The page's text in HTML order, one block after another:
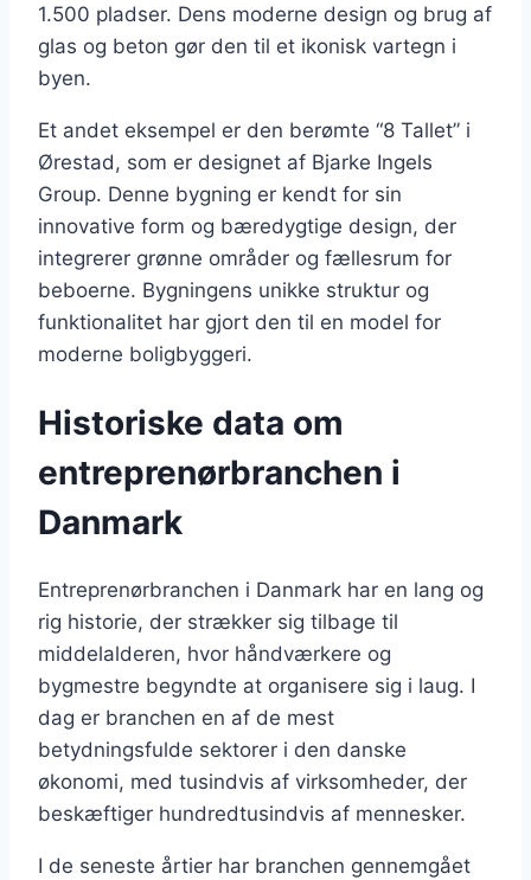
1.500 pladser. Dens moderne design og brug af
glas og beton gør den til et ikonisk vartegn i
byen.
Et andet eksempel er den berømte “8 Tallet” i
Ørestad, som er designet af Bjarke Ingels
Group. Denne bygning er kendt for sin
innovative form og bæredygtige design, der
integrerer grønne områder og fællesrum for
beboerne. Bygningens unikke struktur og
funktionalitet har gjort den til en model for
moderne boligbyggeri.
Historiske data om
entreprenørbranchen i
Danmark
Entreprenørbranchen i Danmark har en lang og
rig historie, der strækker sig tilbage til
middelalderen, hvor håndværkere og
bygmestre begyndte at organisere sig i laug. I
dag er branchen en af de mest
betydningsfulde sektorer i den danske
økonomi, med tusindvis af virksomheder, der
beskæftiger hundredtusindvis af mennesker.
I de seneste årtier har branchen gennemgået